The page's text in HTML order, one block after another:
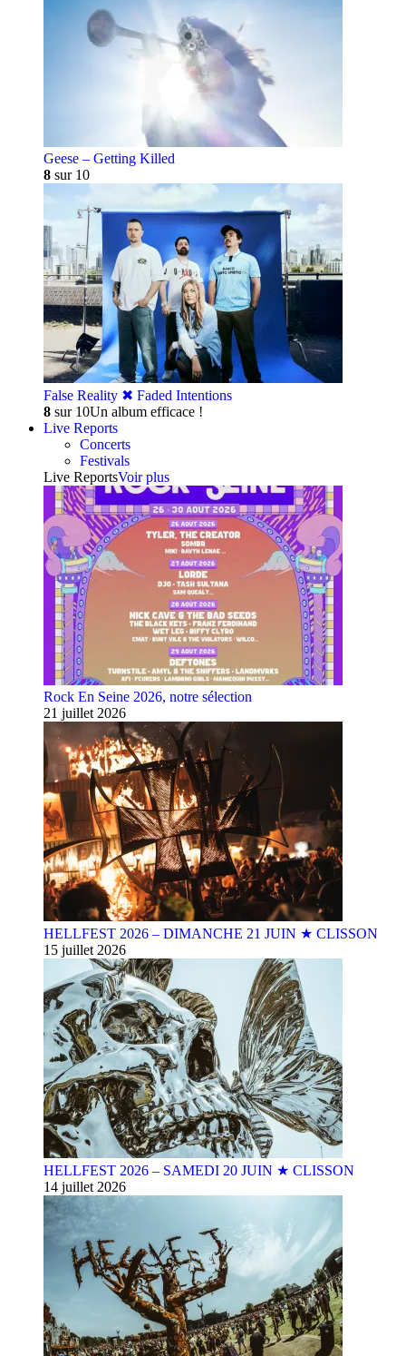
Geese – Getting Killed
8 sur 10
False Reality ✖︎ Faded Intentions
8 sur 10Un album efficace !
Live Reports
Concerts
Festivals
Live ReportsVoir plus
Rock En Seine 2026, notre sélection
21 juillet 2026
HELLFEST 2026 – DIMANCHE 21 JUIN ★ CLISSON
15 juillet 2026
HELLFEST 2026 – SAMEDI 20 JUIN ★ CLISSON
14 juillet 2026